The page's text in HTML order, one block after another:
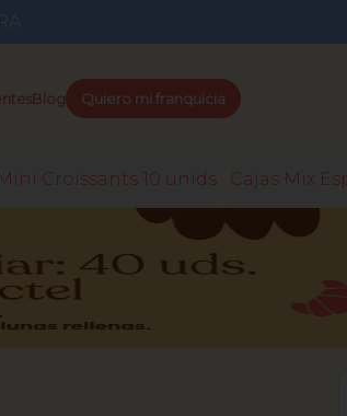
Blog Quiero mi franquicia
Croissants 10 unids Cajas Mix